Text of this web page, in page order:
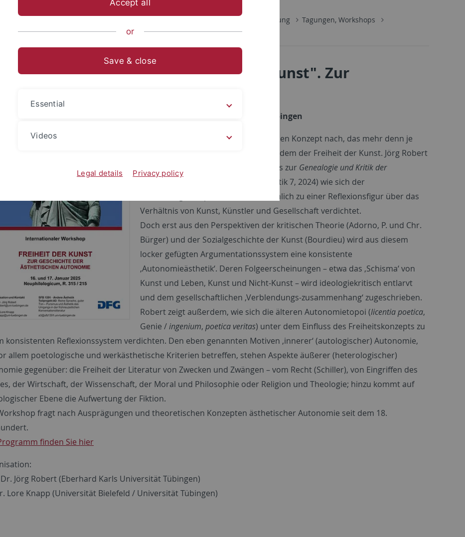
Forschung
Tagungen, Workshops
Workshop "Freiheit der Kunst". Zur
16.-17. Januar 2025, Universität Tübingen
Der Workshop geht einem ästhetischen Konzept nach, das mehr denn je
provoziert und zu Widerspruch reizt: dem der Freiheit der Kunst. Jörg Robert
zeigt im historischen Teil seines Buchs zur Genealogie und Kritik der
(Andere Ästhetik 7, 2024) wie sich der
Vorstellungskomplex um 1800 allmählich zu einer Reflexionsfigur über das
Verhältnis von Kunst, Künstler und Gesellschaft verdichtet.
Doch erst aus den Perspektiven der kritischen Theorie (Adorno, P. und Chr.
Bürger) und der Sozialgeschichte der Kunst (Bourdieu) wird aus diesem
locker gefügten Argumentationssystem eine konsistente
‚Autonomieästhetik‘. Deren Folgeerscheinungen – etwa das ‚Schisma‘ von
Kunst und Leben, Kunst und Nicht-Kunst – wird ideologiekritisch entlarvt
und dem gesellschaftlichen ‚Verblendungs-zusammenhang‘ zugeschrieben.
Robert zeigt außerdem, wie sich die älteren Autonomietopoi (licentia poetica,
Genie /ingenium, poetica veritas) unter dem Einfluss des Freiheitskonzepts zu
konsistenten Reflexionssystem verdichten. Den eben genannten Motiven ‚innerer‘ (autologischer) Autonomie,
allem poetologische und werkästhetische Kriterien betreffen, stehen Aspekte äußerer (heterologischer)
gegenüber: die Freiheit der Literatur von Zwecken und Zwängen – vom Recht (Schiller), von Eingriffen des
der Wirtschaft, der Wissenschaft, der Moral und Philosophie oder Religion und Theologie; hinzu kommt auf
Ebene die Aufwertung der Fiktion.
fragt nach Ausprägungen und theoretischen Konzepten ästhetischer Autonomie seit dem 18.
finden Sie hier
Jörg Robert (Eberhard Karls Universität Tübingen)
Lore Knapp (Universität Bielefeld / Universität Tübingen)
Accept all
or
Save & close
Essential
Videos
Legal details Privacy policy